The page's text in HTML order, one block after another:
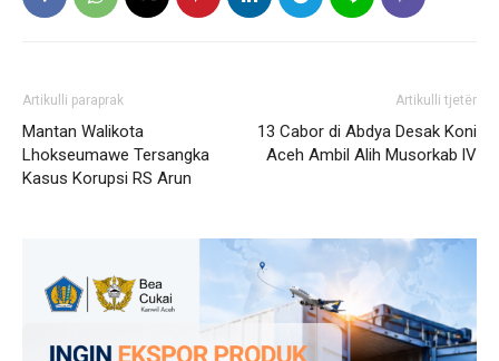
Artikulli paraprak
Mantan Walikota
Lhokseumawe Tersangka
Kasus Korupsi RS Arun
Artikulli tjetër
13 Cabor di Abdya Desak Koni
Aceh Ambil Alih Musorkab lV